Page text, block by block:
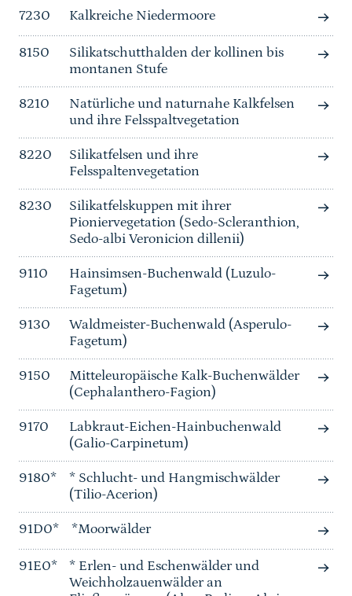
7230 Kalkreiche Niedermoore
8150
Silikatschutthalden der kollinen bis
montanen Stufe
8210
Natürliche und naturnahe Kalkfelsen
und ihre Felsspaltvegetation
8220
Silikatfelsen und ihre
Felsspaltenvegetation
8230
Silikatfelskuppen mit ihrer
Pioniervegetation (Sedo-Scleranthion,
Sedo-albi Veronicion dillenii)
9110
Hainsimsen-Buchenwald (Luzulo-
Fagetum)
9130
Waldmeister-Buchenwald (Asperulo-
Fagetum)
9150
Mitteleuropäische Kalk-Buchenwälder
(Cephalanthero-Fagion)
9170
Labkraut-Eichen-Hainbuchenwald
(Galio-Carpinetum)
9180*
* Schlucht- und Hangmischwälder
(Tilio-Acerion)
91D0* *Moorwälder
91E0*
* Erlen- und Eschenwälder und
Weichholzauenwälder an